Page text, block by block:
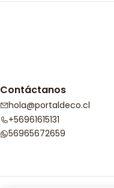
Contáctanos
hola@portaldeco.cl
+56961615131
56965672659